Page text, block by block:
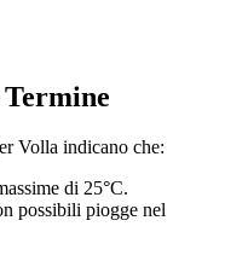
Volla indicano che:
di 25°C.
possibili piogge nel